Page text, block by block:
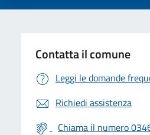
Contatta il comune
Leggi le domande
Richiedi assistenza
Chiama il numero